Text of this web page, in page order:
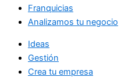
Franquicias
Analizamos tu negocio
Ideas
Gestión
Crea tu empresa